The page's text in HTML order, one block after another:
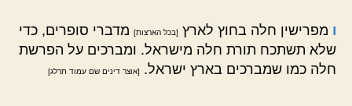
ו מפרישין חלה בחוץ לארץ [בכל הארצות] מדברי סופרים, כדי
שלא תשתכח תורת חלה מישראל. ומברכים על הפרשת
חלה כמו שמברכים בארץ ישראל.
[אוצר דינים שם עמוד תרלג]